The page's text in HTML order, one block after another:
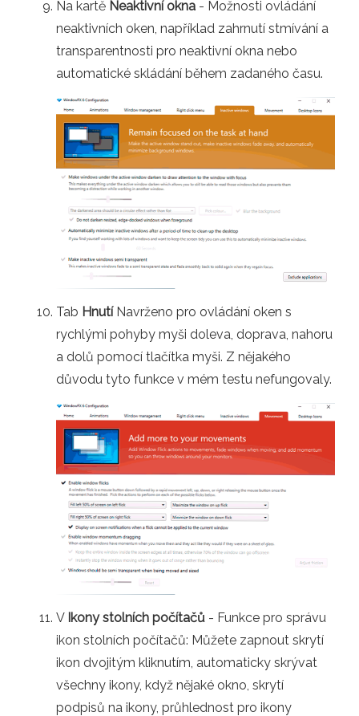
Na kartě Neaktivní okna - Možnosti ovládání
neaktivních oken, například zahrnutí stmívání a
transparentnosti pro neaktivní okna nebo
automatické skládání během zadaného času.
Tab HnutíNavrženo pro ovládání oken s
rychlými pohyby myši doleva, doprava, nahoru
a dolů pomocí tlačítka myši. Z nějakého
důvodu tyto funkce v mém testu nefungovaly.
V Ikony stolních počítačů - Funkce pro správu
ikon stolních počítačů: Můžete zapnout skrytí
ikon dvojitým kliknutím, automaticky skrývat
všechny ikony, když nějaké okno, skrytí
podpisů na ikony, průhlednost pro ikony